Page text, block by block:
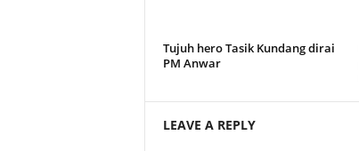
Tujuh hero Tasik Kundang dirai
PM Anwar
LEAVE A REPLY